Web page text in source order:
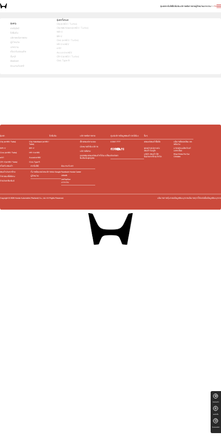
รุ่นรถเทคโนโลยีโปรโมชันบริการหลังการขายผู้จำหน่ายบทความENTH
รุ่นรถ
เทคโนโลยี
โปรโมชัน
บริการหลังการขาย
ผู้จำหน่าย
บทความ
เกี่ยวกับฮอนด้า
อื่นๆ
ติดต่อเรา
ร่วมงานกับเรา
รุ่นรถทั้งหมด
City (e:HEV / Turbo)
City Hatchback (e:HEV / Turbo)
WR-V
BR-V
Civic (e:HEV / Turbo)
HR-V e:HEV
e:N1
Accord e:HEV
CR-V (e:HEV / Turbo)
Civic Type R
ทดลองขับ
สนใจซื้อ
ใบเสนอราคา
สัมผัสความสปอร์ต ด้วยตัวคุณเอง ทดลองขับเลย!
3 เลือกคันที่ใช่
รุ่นรถ
City (e:HEV / Turbo)
City Hatchback (e:HEV /
Turbo)
WR-V
BR-V
Civic (e:HEV / Turbo)
HR-V e:HEV
e:N1
Accord e:HEV
CR-V (e:HEV / Turbo)
Civic Type R
โปรโมชัน
บริการหลังการขาย
เช็กรถยนต์ตามระยะ
นัดหมายเข้ารับบริการ
บริการพิเศษ
ตรวจสอบรถยนต์ฮอนด้าที่ต้อง เปลี่ยน
ชิ้นส่วนในชุดถุงลม
ศูนย์บริการข้อมูลฮอนด้า 24 ชั่วโมง
0 2341 7777
ติดต่อเรา
อื่นๆ
รถยนต์ฮอนด้าใช้แล้ว
นโยบายสิ่งแวดล้อม และ
พลังงาน
ชุดอุปกรณ์ตกแต่ง​
ฮอนด้า โมดูโล
มาตรฐานผลิตภัณฑ์
ฉลากเขียว
บริษัท ฮอนด้า ลีส
ซิ่ง(ประเทศไทย) จำกัด
Blue Skies For Our
Children
เกี่ยวกับฮอนด้า
ฮอนด้าประเทศไทย
กิจกรรมเพื่อสังคม
ข่าวประชาสัมพันธ์
เทคโนโลยี
ที่มาพร้อมแอปและบริการของ Google
ผู้จำหน่าย
ร่วมงานกับเรา
Facebook Honda Career
Jobsdb
JobTopGun
บทความ
Copyright ©2026Honda Automobile (Thailand) Co., Ltd. All Rights Reserved. นโยบายการคุ้มครองข้อมูลส่วนบุคคลนโยบายคุกกี้ติดต่อเรื่องข้อมูลส่วนบุคคล